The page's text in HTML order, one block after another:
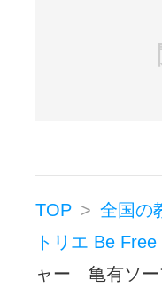
TOP 全国の
トリエ Be Free
ャー 亀有ソー